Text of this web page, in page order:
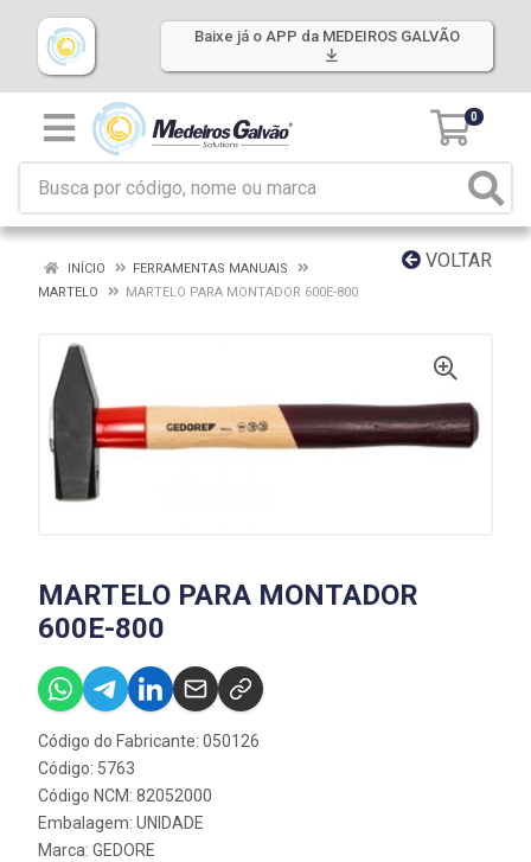
Baixe já o APP da MEDEIROS GALVÃO
0
VOLTAR
INÍCIO
FERRAMENTAS MANUAIS
MARTELO
MARTELO PARA MONTADOR 600E-800
MARTELO PARA MONTADOR
600E-800
Código do Fabricante: 050126
Código: 5763
Código NCM: 82052000
Embalagem: UNIDADE
Marca: GEDORE